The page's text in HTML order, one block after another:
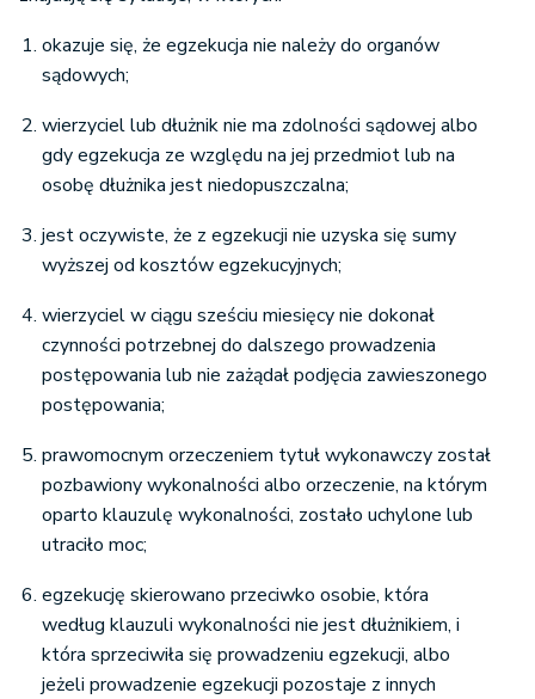
okazuje się, że egzekucja nie należy do organów
sądowych;
wierzyciel lub dłużnik nie ma zdolności sądowej albo
gdy egzekucja ze względu na jej przedmiot lub na
osobę dłużnika jest niedopuszczalna;
jest oczywiste, że z egzekucji nie uzyska się sumy
wyższej od kosztów egzekucyjnych;
wierzyciel w ciągu sześciu miesięcy nie dokonał
czynności potrzebnej do dalszego prowadzenia
postępowania lub nie zażądał podjęcia zawieszonego
postępowania;
prawomocnym orzeczeniem tytuł wykonawczy został
pozbawiony wykonalności albo orzeczenie, na którym
oparto klauzulę wykonalności, zostało uchylone lub
utraciło moc;
egzekucję skierowano przeciwko osobie, która
według klauzuli wykonalności nie jest dłużnikiem, i
która sprzeciwiła się prowadzeniu egzekucji, albo
jeżeli prowadzenie egzekucji pozostaje z innych